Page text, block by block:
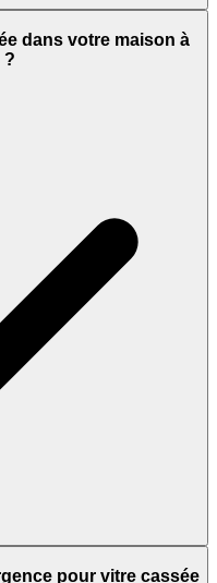
dans votre maison à
?
pour vitre cassée